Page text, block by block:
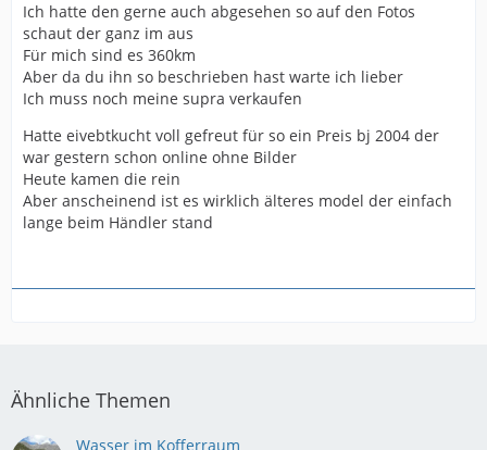
Ich hatte den gerne auch abgesehen so auf den Fotos
schaut der ganz im aus
Für mich sind es 360km
Aber da du ihn so beschrieben hast warte ich lieber
Ich muss noch meine supra verkaufen
Hatte eivebtkucht voll gefreut für so ein Preis bj 2004 der
war gestern schon online ohne Bilder
Heute kamen die rein
Aber anscheinend ist es wirklich älteres model der einfach
lange beim Händler stand
Ähnliche Themen
Wasser im Kofferraum